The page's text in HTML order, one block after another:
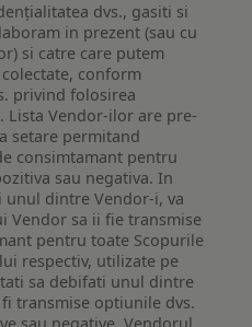
dvs., gasiti si
in prezent (sau cu
si catre care putem
conform
privind folosirea
Lista Vendor-ilor are pre-
setare permitand
consimtamant pentru
sau negativa. In
unul dintre Vendor-i, va
Vendor sa ii fie transmise
pentru toate Scopurile
respectiv, utilizate pe
sa debifati unul dintre
transmise optiunile dvs.